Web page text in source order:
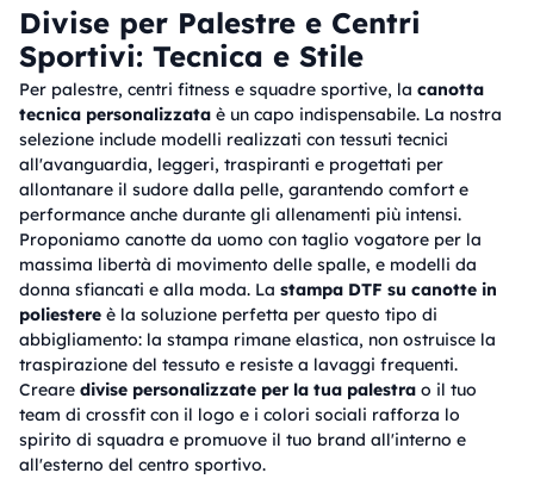
Divise per Palestre e Centri
Sportivi: Tecnica e Stile
Per palestre, centri fitness e squadre sportive, la canotta
tecnica personalizzata è un capo indispensabile. La nostra
selezione include modelli realizzati con tessuti tecnici
all'avanguardia, leggeri, traspiranti e progettati per
allontanare il sudore dalla pelle, garantendo comfort e
performance anche durante gli allenamenti più intensi.
Proponiamo canotte da uomo con taglio vogatore per la
massima libertà di movimento delle spalle, e modelli da
donna sfiancati e alla moda. La stampa DTF su canotte in
poliestere è la soluzione perfetta per questo tipo di
abbigliamento: la stampa rimane elastica, non ostruisce la
traspirazione del tessuto e resiste a lavaggi frequenti.
Creare divise personalizzate per la tua palestra o il tuo
team di crossfit con il logo e i colori sociali rafforza lo
spirito di squadra e promuove il tuo brand all'interno e
all'esterno del centro sportivo.